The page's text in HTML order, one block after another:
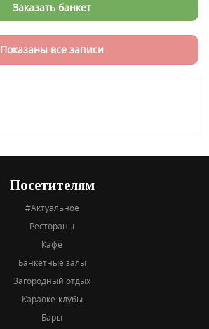
Заказать банкет
Показаны все записи
Посетителям
#Актуальное
Рестораны
Кафе
Банкетные залы
Загородный отдых
Караоке-клубы
Бары